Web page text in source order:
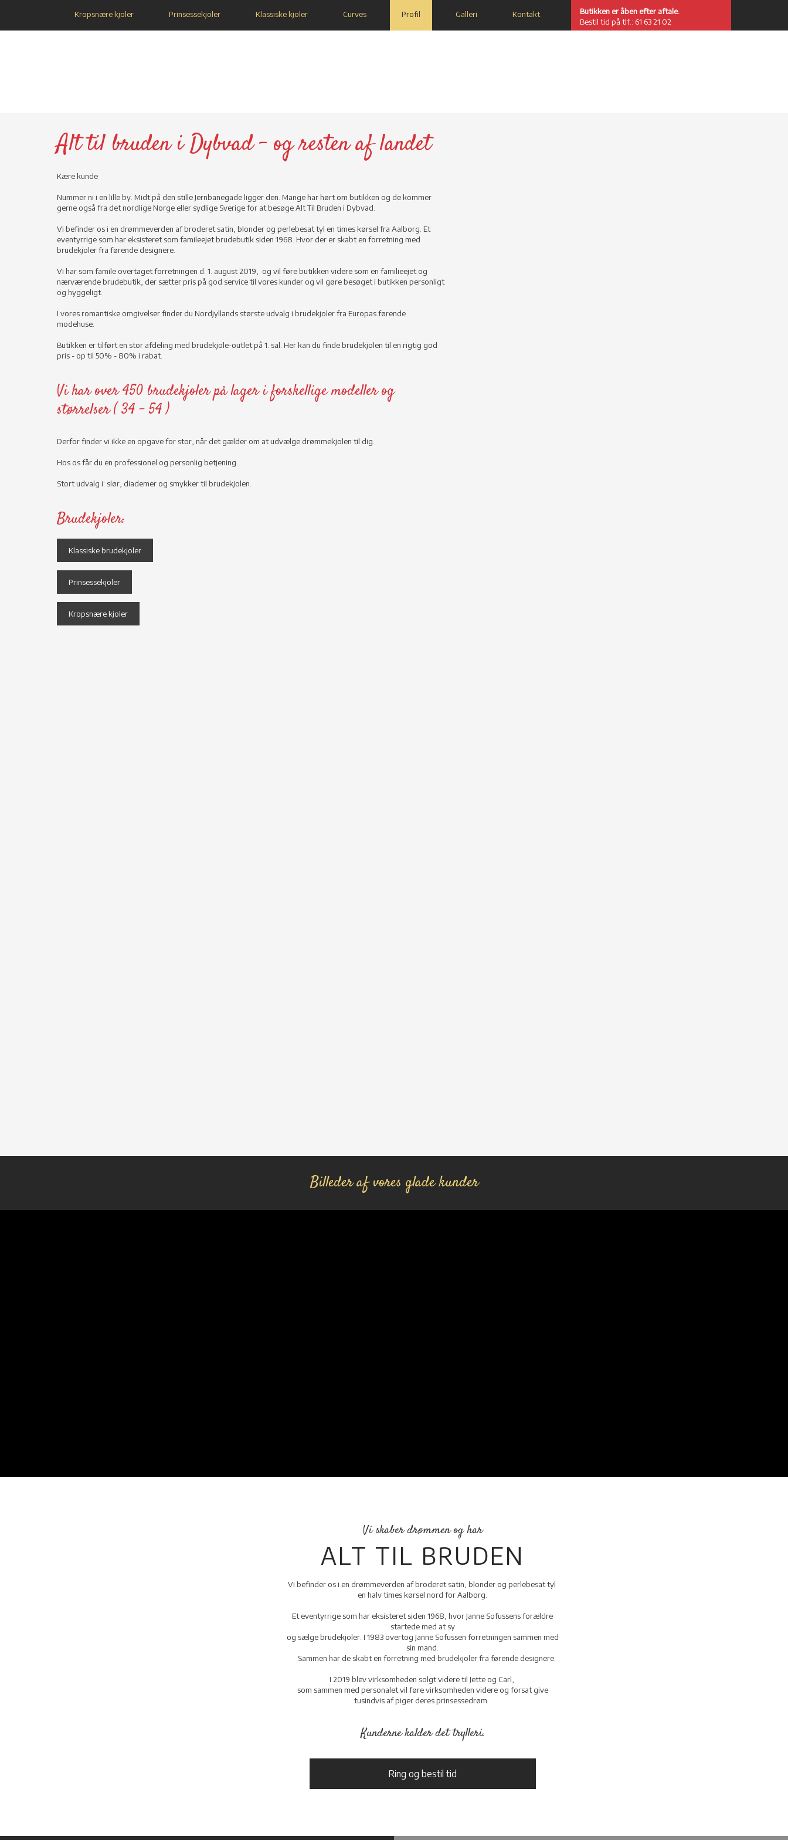
Kropsnære kjoler Prinsessekjoler Klassiske kjoler Curves Profil Galleri Kontakt
Butikken er åben efter aftale​.
​Bestil tid på tlf.: 61 63 21 02
Alt til bruden i Dybvad - og resten af landet
Kære kunde
Nummer ni i en lille by. Midt på den stille Jernbanegade ligger den. Mange har hørt om butikken og de kommer
gerne også fra det nordlige Norge eller sydlige Sverige for at besøge Alt Til Bruden i Dybvad.
Vi befinder os i en drømmeverden af broderet satin, blonder og perlebesat tyl en times kørsel fra Aalborg. Et
eventyrrige som har eksisteret som famileejet brudebutik siden 1968. Hvor der er skabt en forretning med
brudekjoler fra førende designere.
Vi har som famile overtaget forretningen d. 1. august 2019, og vil føre butikken videre som en familieejet og
nærværende brudebutik, der sætter pris på god service til vores kunder og vil gøre besøget i butikken personligt
og hyggeligt.
I vores romantiske omgivelser finder du Nordjyllands største udvalg i brudekjoler fra Europas førende
modehuse.
Butikken er tilført en stor afdeling med brudekjole-outlet på 1. sal. Her kan du finde brudekjolen til en rigtig god
pris - op til 50% - 80% i rabat.
Vi har over 450 brudekjoler på lager i forskellige modeller og
størrelser ( 34 - 54 )
Derfor finder vi ikke en opgave for stor, når det gælder om at udvælge drømmekjolen til dig.
Hos os får du en professionel og personlig betjening.
Stort udvalg i: slør, diademer og smykker til brudekjolen.
Brudekjoler:
Klassiske brudekjoler
Prinsessekjoler
Kropsnære kjoler
​Billeder af vores glade kunder
Vi skaber drømmen og har
​ALT TIL BRUDEN
Vi befinder os i en drømmeverden af broderet satin, blonder og perlebesat tyl
en halv times kørsel nord for Aalborg.
Et eventyrrige som har eksisteret siden 1968, hvor Janne Sofussens forældre
startede med at sy
og sælge brudekjoler. I 1983 overtog Janne Sofussen forretningen sammen med
sin mand.
Sammen har de skabt en forretning med brudekjoler fra førende designere.
I 2019 blev virksomheden solgt videre til Jette og Carl,
som sammen med personalet vil føre virksomheden videre og forsat give
tusindvis af piger deres prinsessedrøm.
Kunderne kalder det trylleri.
Ring og bestil tid​